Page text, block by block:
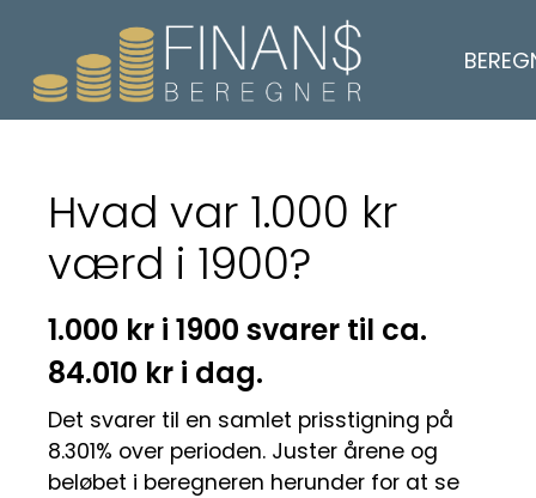
Hvad var 1.000 kr
værd i 1900?
1.000 kr i 1900 svarer til ca.
84.010 kr i dag.
Det svarer til en samlet prisstigning på
8.301% over perioden. Juster årene og
beløbet i beregneren herunder for at se